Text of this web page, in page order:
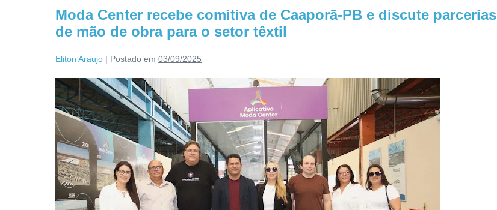
Moda Center recebe comitiva de Caaporã-PB e discute parcerias
de mão de obra para o setor têxtil
Eliton Araujo | Postado em 03/09/2025